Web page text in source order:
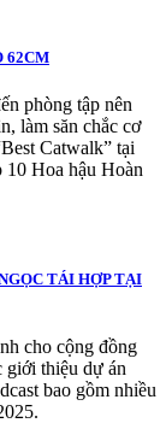
62CM
phòng tập nên
làm săn chắc cơ
Catwalk” tại
Hoa hậu Hoàn
TÁI HỢP TẠI
cho cộng đồng
thiệu dự án
bao gồm nhiều